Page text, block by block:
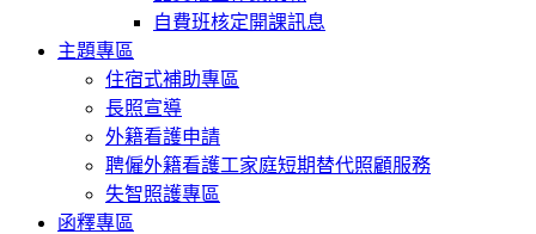
自費班核定開課訊息
主題專區
住宿式補助專區
長照宣導
外籍看護申請
聘僱外籍看護工家庭短期替代照顧服務
失智照護專區
函釋專區